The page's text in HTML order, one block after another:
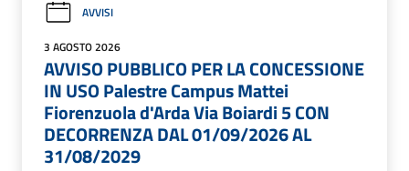
AVVISI
3 AGOSTO 2026
AVVISO PUBBLICO PER LA CONCESSIONE
IN USO Palestre Campus Mattei
Fiorenzuola d'Arda Via Boiardi 5 CON
DECORRENZA DAL 01/09/2026 AL
31/08/2029